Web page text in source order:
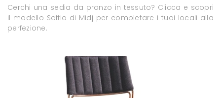
Cerchi una sedia da pranzo in tessuto? Clicca e scopri
il modello Soffio di Midj per completare i tuoi locali alla
perfezione.